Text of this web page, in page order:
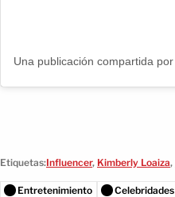
Etiquetas:Influencer, Kimberly Loaiza,
Entretenimiento Celebridades